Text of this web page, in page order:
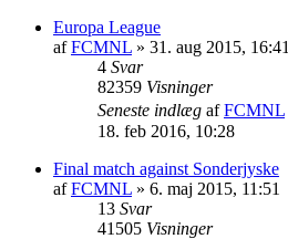
Europa League
afFCMNL » 31. aug 2015, 16:41
4 Svar
82359 Visninger
Seneste indlæg afFCMNL
18. feb 2016, 10:28
Final match against Sonderjyske
afFCMNL » 6. maj 2015, 11:51
13 Svar
41505 Visninger